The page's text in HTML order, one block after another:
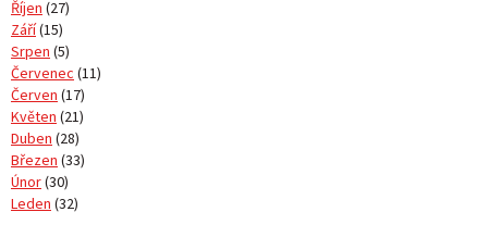
Říjen (27)
Září(15)
Srpen (5)
Červenec (11)
Červen (17)
Květen (21)
Duben (28)
Březen (33)
Únor(30)
Leden (32)